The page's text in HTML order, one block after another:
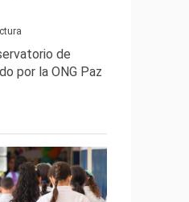
de
por la ONG Paz